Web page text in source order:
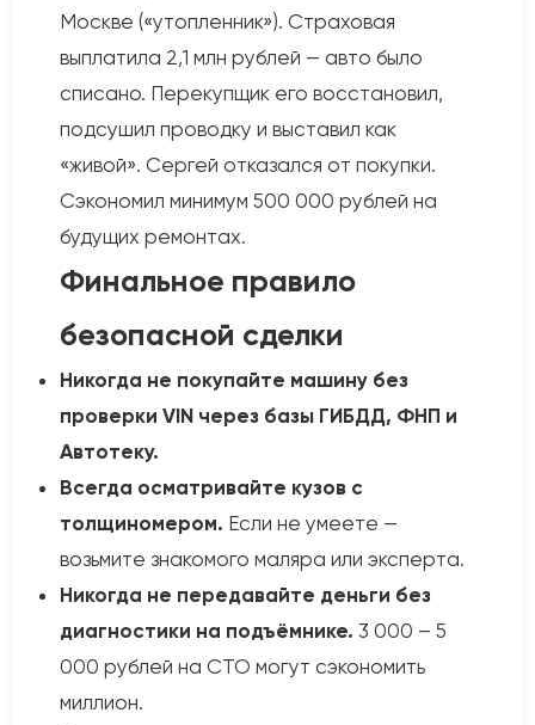
Москве («утопленник»). Страховая
выплатила 2,1 млн рублей — авто было
списано. Перекупщик его восстановил,
подсушил проводку и выставил как
«живой». Сергей отказался от покупки.
Сэкономил минимум 500 000 рублей на
будущих ремонтах.
Финальное правило
безопасной сделки
Никогда не покупайте машину без
проверки VIN через базы ГИБДД, ФНП и
Автотеку.
Всегда осматривайте кузов с
толщиномером. Если не умеете —
возьмите знакомого маляра или эксперта.
Никогда не передавайте деньги без
диагностики на подъёмнике. 3 000 – 5
000 рублей на СТО могут сэкономить
миллион.